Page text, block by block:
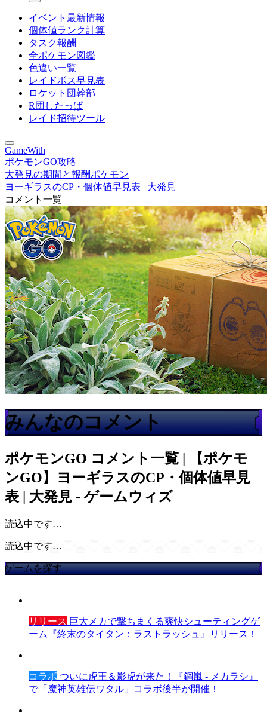
イベント最新情報
個体値ランク計算
タスク報酬
全ポケモン図鑑
色違い一覧
レイドボス早見表
ロケット団幹部
R団したっぱ
レイド招待ツール
GameWith
ポケモンGO攻略
大発見の期間と報酬ポケモン
ヨーギラスのCP・個体値早見表 | 大発見
コメント一覧
みんなのコメント
ポケモンGO コメント一覧 | 【ポケモ
ンGO】ヨーギラスのCP・個体値早見
表 | 大発見 - ゲームウィズ
読込中です…
読込中です…
ゲームを探す
リリース 巨大メカで撃ちまくる爽快シューティングゲ
ーム『終末のタイタン：ラストラッシュ』リリース！
コラボ ついに虎王＆影虎が来た！『鋼嵐 - メカラシ』
で「魔神英雄伝ワタル」コラボ後半が開催！